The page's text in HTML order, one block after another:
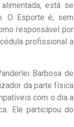
está se
O Esporte é, sem
responsável por
profissional a
Barbosa de
da parte física
com o dia a
Ele participou do